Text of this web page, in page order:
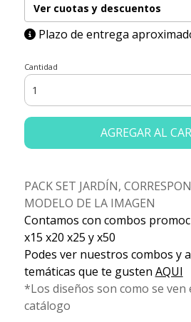
Ver cuotas y descuentos
Plazo de entrega
Cantidad
AGREGAR AL
PACK SET JARDÍN,
MODELO DE LA IMAGEN
Contamos con combos
x15 x20 x25 y x50
Podes ver nuestros combos y
temáticas que te gusten AQUI
*Los diseños son como se ven
catálogo